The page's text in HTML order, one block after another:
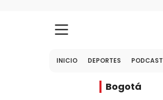
INICIO DEPORTES PODCAST
Bogotá